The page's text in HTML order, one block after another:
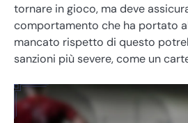
tornare in gioco, ma deve
comportamento che ha portato
mancato rispetto di questo
sanzioni più severe, come un